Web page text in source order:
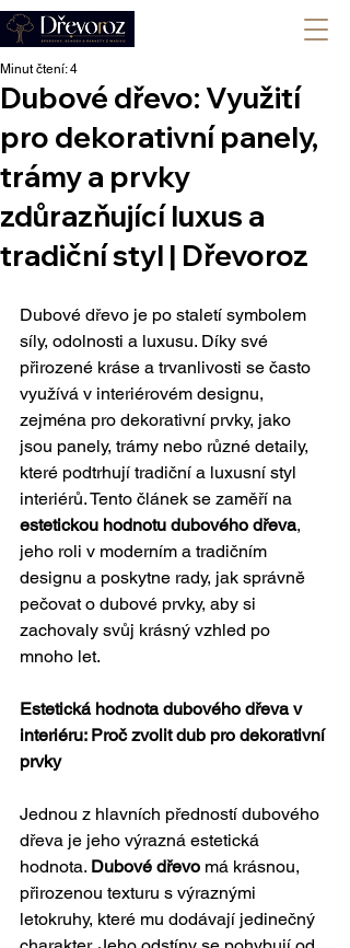
Dubové dřevo: Využití
pro dekorativní panely,
trámy a prvky
zdůrazňující luxus a
tradiční styl | Dřevoroz
Minut čtení: 4
Dubové dřevo je po staletí symbolem
síly, odolnosti a luxusu. Díky své
přirozené kráse a trvanlivosti se často
využívá v interiérovém designu,
zejména pro dekorativní prvky, jako
jsou panely, trámy nebo různé detaily,
které podtrhují tradiční a luxusní styl
interiérů. Tento článek se zaměří na
estetickou hodnotu dubového dřeva,
jeho roli v moderním a tradičním
designu a poskytne rady, jak správně
pečovat o dubové prvky, aby si
zachovaly svůj krásný vzhled po
mnoho let.
Estetická hodnota dubového dřeva v
interiéru: Proč zvolit dub pro dekorativní
prvky
Jednou z hlavních předností dubového
dřeva je jeho výrazná estetická
hodnota. Dubové dřevo má krásnou,
přirozenou texturu s výraznými
letokruhy, které mu dodávají jedinečný